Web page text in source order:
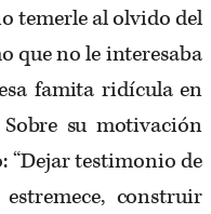
temerle al olvido del
que no le interesaba
famita ridícula en
su motivación
“Dejar testimonio de
construir